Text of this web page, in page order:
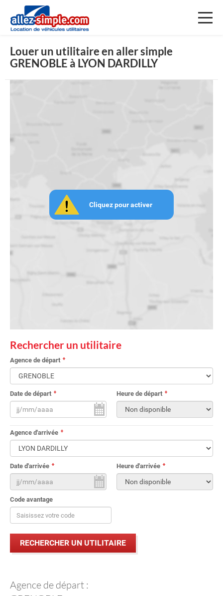
Louer un utilitaire en aller simple
GRENOBLE à LYON DARDILLY
Cliquez pour activer
Rechercher un utilitaire
Agence de départ
Date de départ Heure de départ
Agence d'arrivée
Date d'arrivée Heure d'arrivée
Code avantage
Agence de départ :